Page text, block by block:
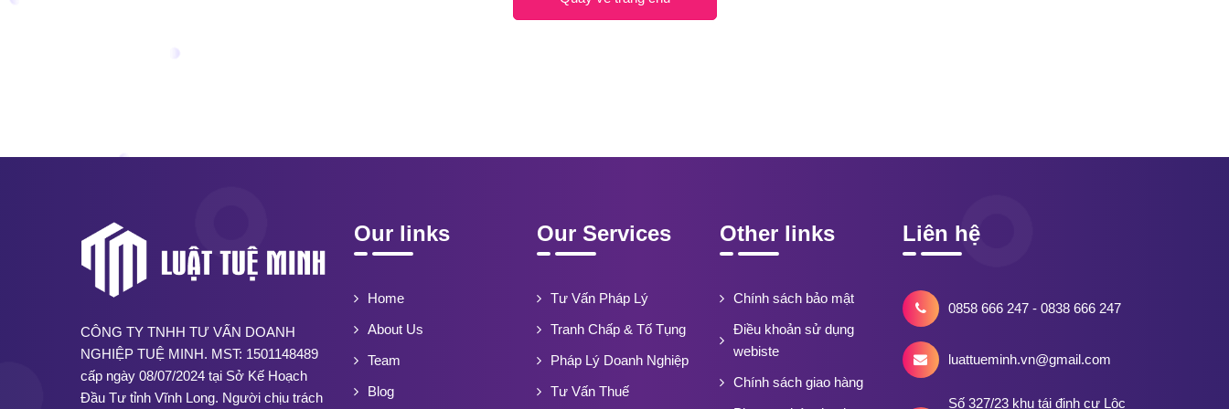
CÔNG TY TNHH TƯ VẤN DOANH
NGHIỆP TUỆ MINH. MST: 1501148489
cấp ngày 08/07/2024 tại Sở Kế Hoạch
Đầu Tư tỉnh Vĩnh Long. Người chịu trách
Our links
Home
About Us
Team
Blog
Our Services
Tư Vấn Pháp Lý
Tranh Chấp & Tố Tụng
Pháp Lý Doanh Nghiệp
Tư Vấn Thuế
Other links
Chính sách bảo mật
Điều khoản sử dụng
webiste
Chính sách giao hàng
Liên hệ
0858 666 247 - 0838 666 247
luattueminh.vn@gmail.com
Số 327/23 khu tái định cư Lộc